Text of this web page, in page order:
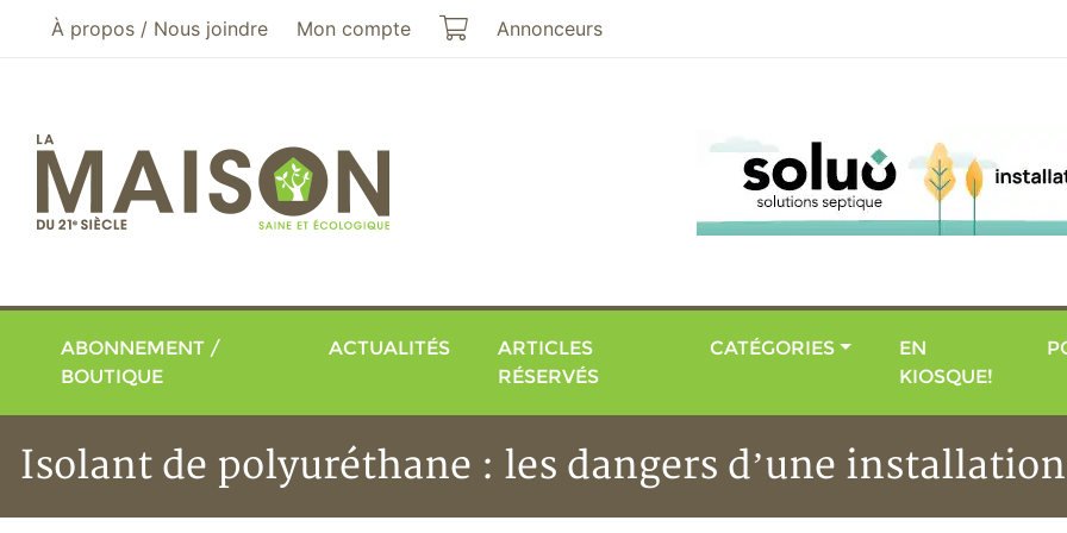
Aller au menu principal
Aller au contenu principal
À propos / Nous joindre Mon compte Mon panier
Annonceurs
ABONNEMENT /
BOUTIQUE
ACTUALITÉS
ARTICLES
RÉSERVÉS
CATÉGORIES
EN
KIOSQUE!
Isolant de polyuréthane : les dangers d’une